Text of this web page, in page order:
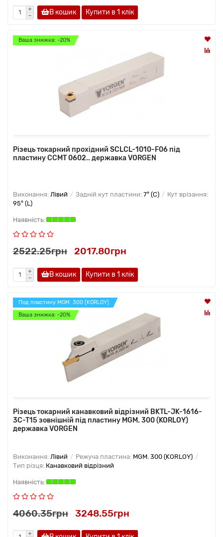
В кошик Купити в 1 клiк
Ваша знижка: -20%
Різець токарний прохідний SCLCL-1010-F06 під
пластину CCMT 0602.. державка VORGEN
Виконання: Лівий Задній кут пластини: 7° (C)
Кут врізання:
95° (L)
2522.25грн 2017.80грн
В кошик Купити в 1 клiк
Под пластину MGM. 300 (KORLOY)
Ваша знижка: -20%
Різець токарний канавковий відрізний BKTL-JK-1616-
3C-T15 зовнішній під пластину MGM. 300 (KORLOY)
державка VORGEN
Виконання: Лівий Режуча пластина: MGM. 300 (KORLOY)
Тип різця: Канавковий відрізний
4060.35грн 3248.55грн